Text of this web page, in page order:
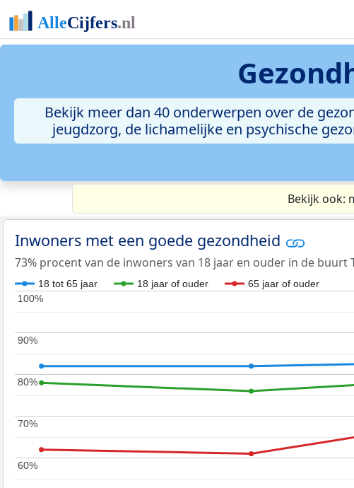
Bekijk meer dan 40 onderwerpen over de
jeugdzorg, de lichamelijke en psychische
Bekijk ook:
Inwoners met een goede gezondheid
73% procent van de inwoners van 18 jaar en ouder in de
18 tot 65 jaar 18 jaar of ouder 65 jaar of ouder
60%
60%
70%
70%
80%
80%
90%
90%
100%
100%